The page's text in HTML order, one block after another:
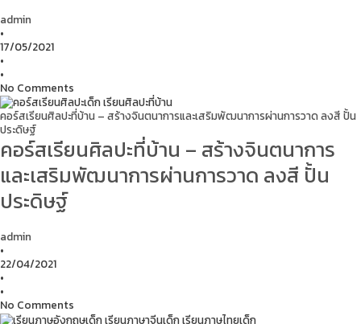
admin
•
17/05/2021
•
•
No Comments
คอร์สเรียนศิลปะที่บ้าน – สร้างจินตนาการและเสริมพัฒนาการผ่านการวาด ลงสี ปั้น
ประดิษฐ์
คอร์สเรียนศิลปะที่บ้าน – สร้างจินตนาการ
และเสริมพัฒนาการผ่านการวาด ลงสี ปั้น
ประดิษฐ์
admin
•
22/04/2021
•
•
No Comments